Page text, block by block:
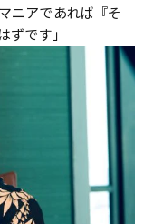
ニアであれば『そ
ずです」